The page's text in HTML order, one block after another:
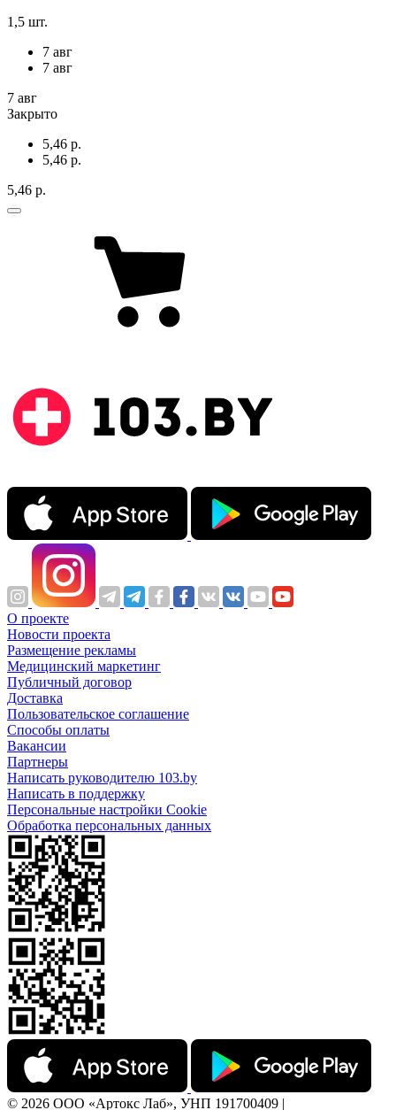
1,5 шт.
7 авг
7 авг
7 авг
Закрыто
5,46 р.
5,46 р.
5,46 р.
О проекте
Новости проекта
Размещение рекламы
Медицинский маркетинг
Публичный договор
Доставка
Пользовательское соглашение
Способы оплаты
Вакансии
Партнеры
Написать руководителю 103.by
Написать в поддержку
Персональные настройки Cookie
Обработка персональных данных
© 2026 ООО «Артокс Лаб», УНП 191700409 |